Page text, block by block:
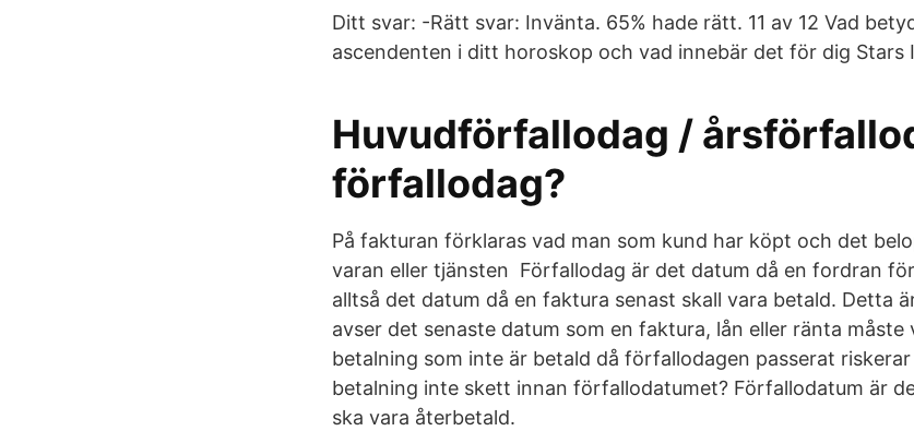
Ditt svar: -Rätt svar: Invänta. 65% hade rätt. 11 av 12 Vad
ascendenten i ditt horoskop och vad innebär det för dig Stars
Huvudförfallodag /
förfallodag?
På fakturan förklaras vad man som kund har köpt och det
varan eller tjänsten Förfallodag är det datum då en fordran
alltså det datum då en faktura senast skall vara betald. Detta
avser det senaste datum som en faktura, lån eller ränta måste
betalning som inte är betald då förfallodagen passerat
betalning inte skett innan förfallodatumet? Förfallodatum är
ska vara återbetald.